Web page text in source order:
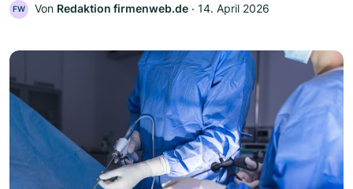
FW Von Redaktion firmenweb.de ‧ 14. April 2026